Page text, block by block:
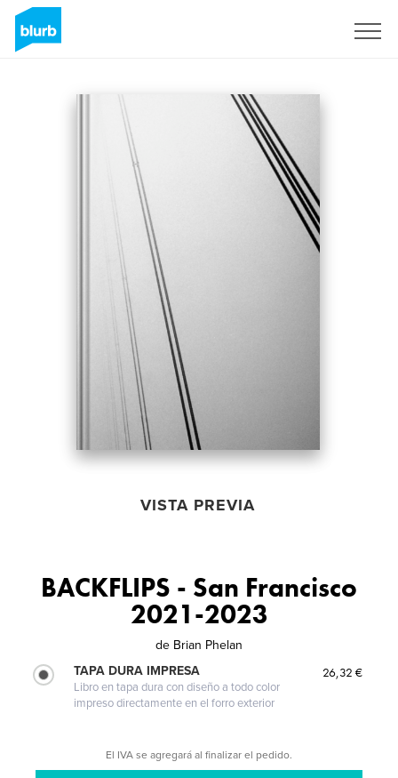
VISTA PREVIA
BACKFLIPS - San Francisco
2021-2023
de Brian Phelan
TAPA DURA IMPRESA
Libro en tapa dura con diseño a todo color
impreso directamente en el forro exterior
26,32 €
El IVA se agregará al finalizar el pedido.